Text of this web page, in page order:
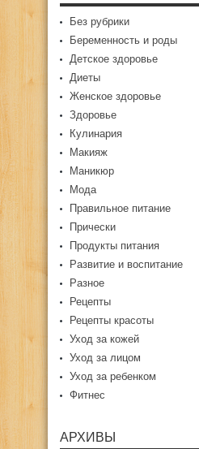
Без рубрики
Беременность и роды
Детское здоровье
Диеты
Женское здоровье
Здоровье
Кулинария
Макияж
Маникюр
Мода
Правильное питание
Прически
Продукты питания
Развитие и воспитание
Разное
Рецепты
Рецепты красоты
Уход за кожей
Уход за лицом
Уход за ребенком
Фитнес
АРХИВЫ